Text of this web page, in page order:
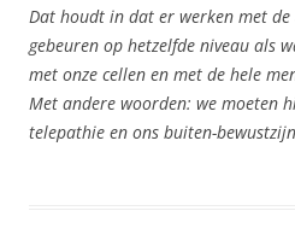
Dat houdt in dat er werken met de
gebeuren op hetzelfde niveau als
met onze cellen en met de hele
Met andere woorden: we moeten
telepathie en ons buiten-